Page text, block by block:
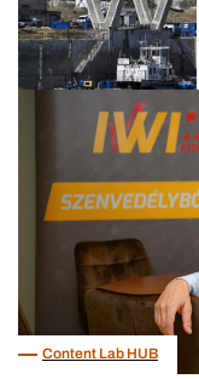
Content Lab HUB